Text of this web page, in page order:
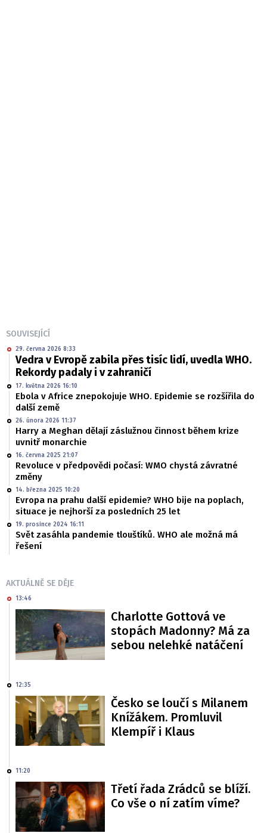
SOUVISEJÍCÍ
29. června 2026 8:33
Vedra v Evropě zabila přes tisíc lidí, uvedla WHO.
Rekordy padaly i v zahraničí
17. května 2026 16:10
Ebola v Africe znepokojuje WHO. Epidemie se rozšířila do
další země
26. února 2026 11:37
Harry a Meghan dělají záslužnou činnost během krize
uvnitř monarchie
16. června 2025 21:07
Revoluce v předpovědi počasí: WMO chystá závratné
změny
14. března 2025 10:20
Evropa na prahu další epidemie? WHO bije na poplach,
situace je nejhorší za posledních 25 let
19. prosince 2024 16:11
Svět zasáhla pandemie tlouštíků. WHO ale možná má
řešení
AKTUÁLNĚ SE DĚJE
13:46
Charlotte Gottová ve
stopách Madonny? Má za
sebou nelehké natáčení
12:35
Česko se loučí s Milanem
Knížákem. Promluvil
Klempíř i Klaus
11:20
Třetí řada Zrádců se blíží.
Co vše o ní zatím víme?